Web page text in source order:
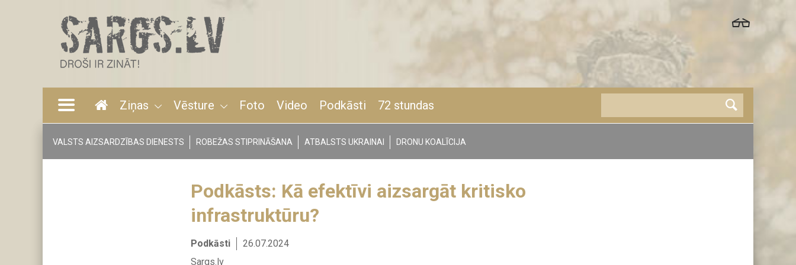
Main
navigation
Ziņas Vēsture Foto Video Podkāsti 72 stundas
VALSTS AIZSARDZĪBAS DIENESTS ROBEŽAS STIPRINĀŠANA ATBALSTS UKRAINAI DRONU KOALĪCIJA
Podkāsts: Kā efektīvi aizsargāt kritisko
infrastruktūru?
Podkāsti
26.07.2024
Sargs.lv